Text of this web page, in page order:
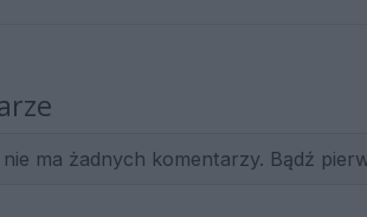
ma żadnych komentarzy. Bądź